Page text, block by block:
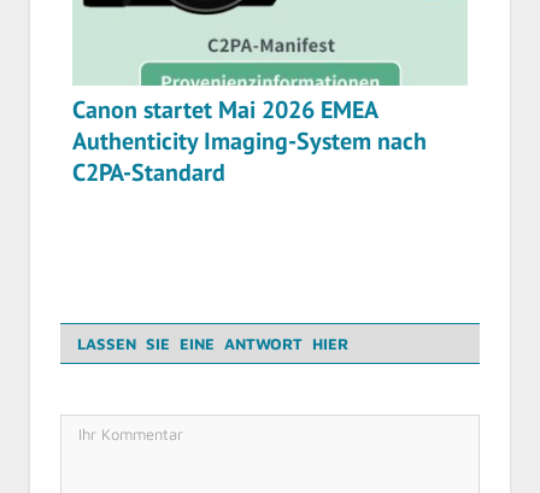
Canon startet Mai 2026 EMEA
Authenticity Imaging-System nach
C2PA-Standard
LASSEN SIE EINE ANTWORT HIER